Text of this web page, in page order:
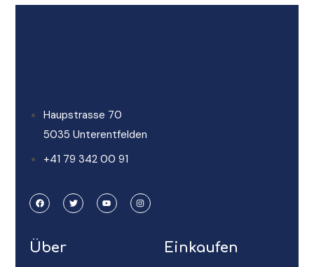
Haupstrasse 70
5035 Unterentfelden
+41 79 342 00 91
Über Einkaufen